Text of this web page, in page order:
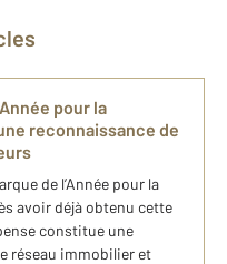
pour la
reconnaissance de
de l’Année pour la
avoir déjà obtenu cette
constitue une
réseau immobilier et